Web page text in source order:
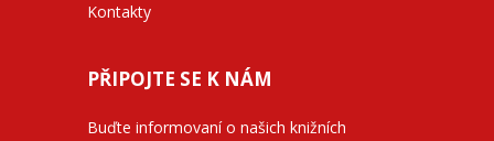
Kontakty
PŘIPOJTE SE K NÁM
Buďte informovaní o našich knižních